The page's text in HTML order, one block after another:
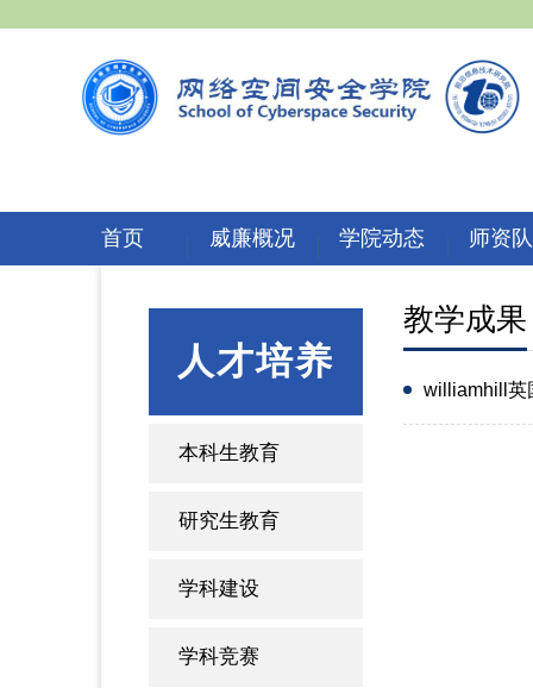
首页 威廉概况 学院动态 师资
人才培养
本科生教育
研究生教育
学科建设
学科竞赛
教学成果
williamhill英